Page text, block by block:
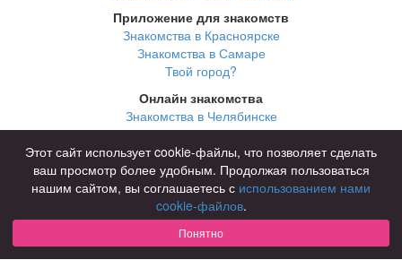
Приложение для знакомств
Знакомства в Красноярске
Знакомства в Самаре
Твой город?
Онлайн знакомства
Знакомства в Челябинске
Знакомства в Омске
Знакомства в Нижнем Новгороде
Для чего
для брака и создания семьи
для любви и с/о
для дружбы
Этот сайт использует cookie-файлы, что позволяет сделать
ваш просмотр более удобным. Продолжая пользоваться
нашим сайтом, вы соглашаетесь с использованием нами
cookie-файлов.
Понятно